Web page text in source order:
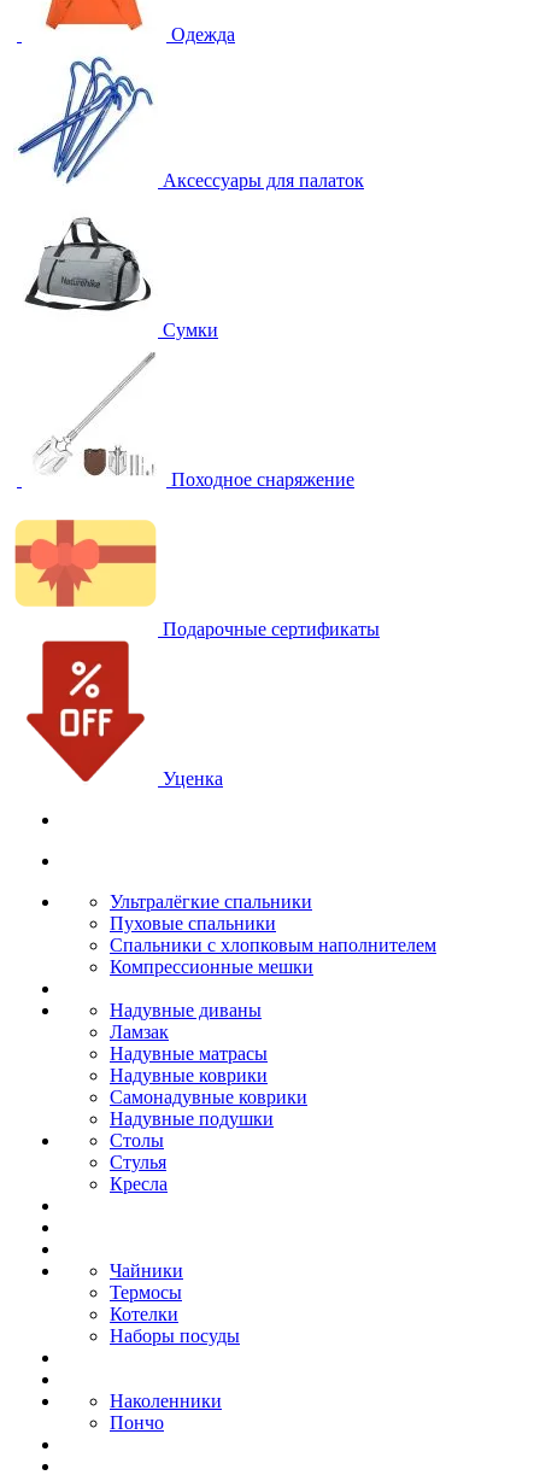
Одежда
Аксессуары для палаток
Сумки
Походное снаряжение
Подарочные сертификаты
Уценка
Ультралёгкие спальники
Пуховые спальники
Спальники с хлопковым наполнителем
Компрессионные мешки
Надувные диваны
Ламзак
Надувные матрасы
Надувные коврики
Самонадувные коврики
Надувные подушки
Столы
Стулья
Кресла
Чайники
Термосы
Котелки
Наборы посуды
Наколенники
Пончо